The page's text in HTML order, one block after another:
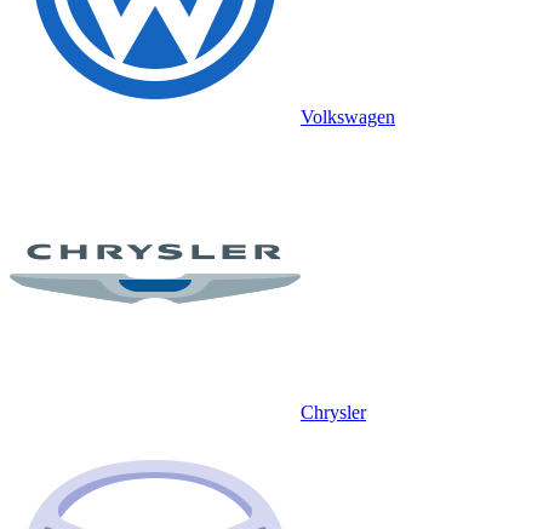
Volkswagen
Chrysler